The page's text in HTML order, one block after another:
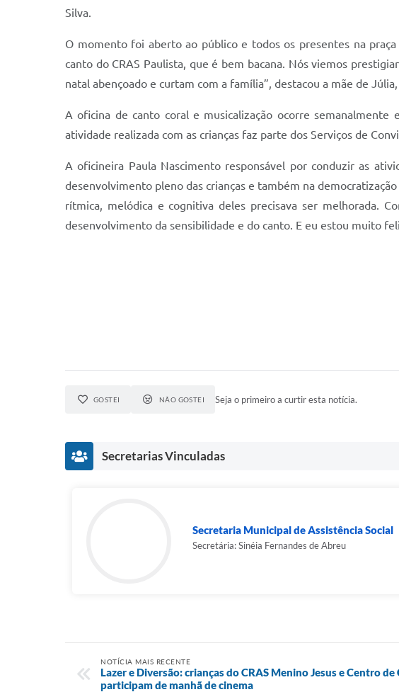
Silva.
O momento foi aberto ao público e todos os presentes na
canto do CRAS Paulista, que é bem bacana. Nós viemos
natal abençoado e curtam com a família”, destacou a mãe de
A oficina de canto coral e musicalização ocorre semanalmente
atividade realizada com as crianças faz parte dos Serviços de
A oficineira Paula Nascimento responsável por conduzir as
desenvolvimento pleno das crianças e também na
rítmica, melódica e cognitiva deles precisava ser melhorada.
desenvolvimento da sensibilidade e do canto. E eu estou muito
GOSTEI NÃO GOSTEI Seja o primeiro a curtir esta notícia.
Secretarias Vinculadas
Secretaria Municipal de Assistência Social
Secretária: Sinéia Fernandes de Abreu
NOTÍCIA MAIS RECENTE
Lazer e Diversão: crianças do CRAS Menino Jesus e Centro
participam de manhã de cinema